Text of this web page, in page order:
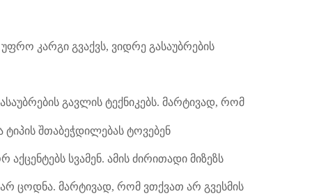
უფრო კარგი გვაქვს, ვიდრე გასაუბრების
გავლის ტექნიკებს. მარტივად, რომ
შთაბეჭდილებას ტოვებენ
აქცენტებს სვამენ. ამის ძირითადი მიზეზს
ცოდნა. მარტივად, რომ ვთქვათ არ გვესმის